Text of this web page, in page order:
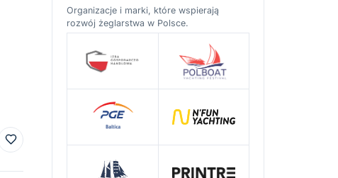
Do ulubionych
Organizacje i marki, które wspierają
rozwój żeglarstwa w Polsce.